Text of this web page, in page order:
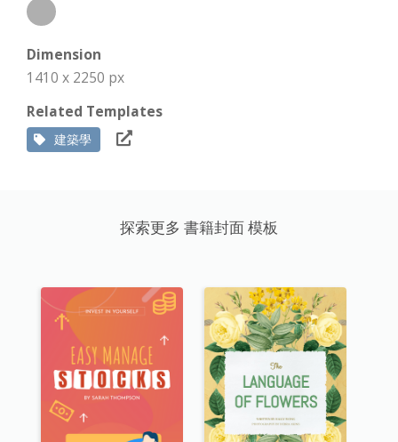
Dimension
1410 x 2250 px
Related Templates
建築學
探索更多 書籍封面 模板